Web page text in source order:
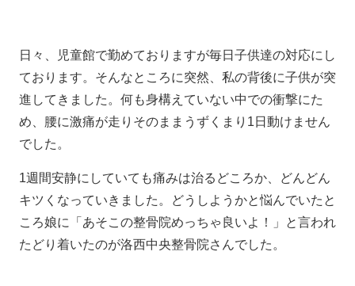
日々、児童館で勤めておりますが毎日子供達の対応にし
ております。そんなところに突然、私の背後に子供が突
進してきました。何も身構えていない中での衝撃にた
め、腰に激痛が走りそのままうずくまり1日動けません
でした。
1週間安静にしていても痛みは治るどころか、どんどん
キツくなっていきました。どうしようかと悩んでいたと
ころ娘に「あそこの整骨院めっちゃ良いよ！」と言われ
たどり着いたのが洛西中央整骨院さんでした。